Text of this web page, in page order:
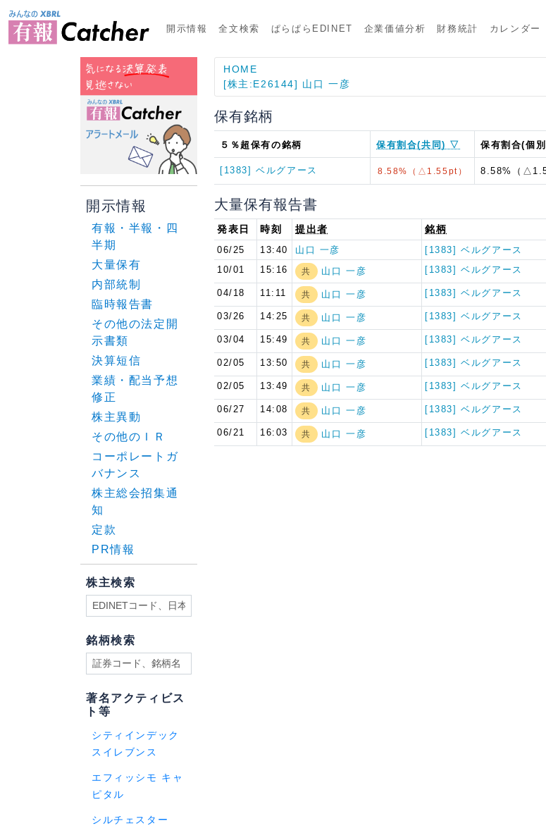
開示情報 全文検索 ぱらぱらEDINET 企業価値分析 財務統計 カレンダー
開示情報
有報・半報・四
半期
大量保有
内部統制
臨時報告書
その他の法定開
示書類
決算短信
業績・配当予想
修正
株主異動
その他のＩＲ
コーポレートガ
バナンス
株主総会招集通
知
定款
PR情報
株主検索
銘柄検索
著名アクティビス
ト等
シティインデック
スイレブンス
エフィッシモ キャ
ピタル
シルチェスター
HOME
[株主:E26144] 山口 一彦
保有銘柄
５％超保有の銘柄 保有割合(共同) ▽ 保有割合(個
[1383] ベルグアース 8.58%（△1.55pt） 8.58%（
大量保有報告書
発表日 時刻 提出者 銘柄
06/25 13:40 山口 一彦 [1383] ベルグアース
10/01
15:16 共 山口 一彦 [1383] ベルグアース
04/18 11:11 共 山口 一彦 [1383] ベルグアース
03/26 14:25 共 山口 一彦 [1383] ベルグアース
03/04 15:49 共 山口 一彦 [1383] ベルグアース
02/05 13:50 共 山口 一彦 [1383] ベルグアース
02/05 13:49 共 山口 一彦 [1383] ベルグアース
06/27 14:08 共 山口 一彦 [1383] ベルグアース
06/21 16:03 共 山口 一彦 [1383] ベルグアース